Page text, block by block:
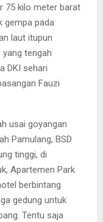
75 kilo meter barat
gempa pada
laut itupun
tengah
DKI sehari
Fauzi
usai goyangan
Pamulang, BSD
tinggi, di
Apartemen Park
berbintang
gedung untuk
Tentu saja